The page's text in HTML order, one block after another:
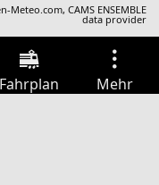
Meteo.com,CAMS ENSEMBLE
data provider
Fahrplan Mehr